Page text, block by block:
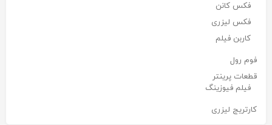
فکس کانن
فکس لیزری
کاربن فیلم
فوم رول
قطعات پرینتر
فیلم فیوزینگ
کارتریج لیزری